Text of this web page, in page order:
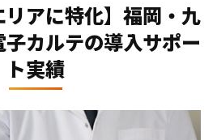
リアに特化】福岡・九
カルテの導入サポー
ト実績